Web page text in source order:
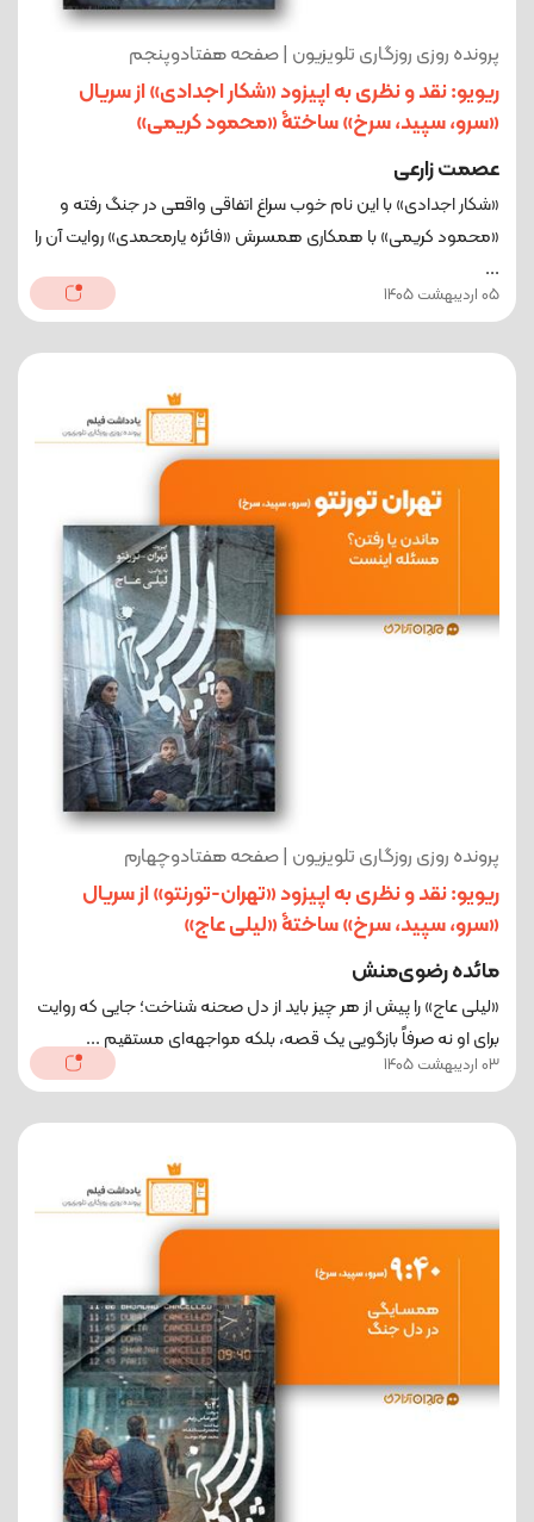
پرونده روزی روزگاری تلویزیون | صفحه هفتادوپنجم
ریویو: نقد و نظری به اپیزود «شکار اجدادی» از سریال
«سرو، سپید، سرخ» ساختۀ «محمود کریمی»
عصمت زارعی
«شکار اجدادی» با این نام خوب سراغ اتفاقی واقعی در جنگ رفته و
«محمود کریمی» با همکاری همسرش «فائزه یارمحمدی» روایت آن را
...
05 اردیبهشت 1405
پرونده روزی روزگاری تلویزیون | صفحه هفتادوچهارم
ریویو: نقد و نظری به اپیزود «تهران-تورنتو» از سریال
«سرو، سپید، سرخ» ساختۀ «لیلی عاج»
مائده رضوی‌منش
«لیلی عاج» را پیش از هر چیز باید از دل صحنه شناخت؛ جایی که روایت
برای او نه صرفاً بازگویی یک قصه، بلکه مواجهه‌ای مستقیم ...
03 اردیبهشت 1405